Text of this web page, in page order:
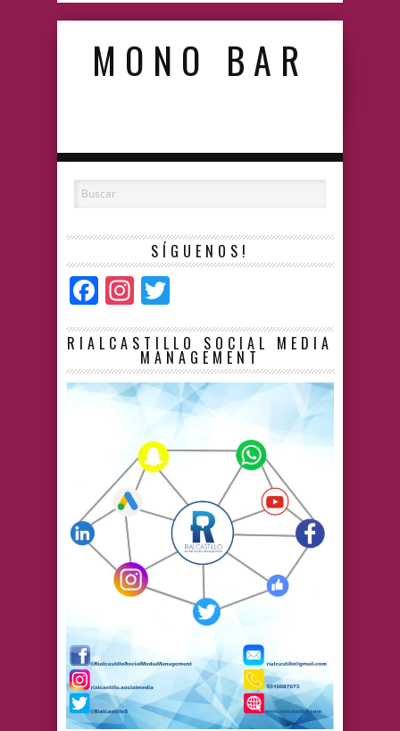
MONO BAR
SÍGUENOS!
Facebook
Instagram
RIALCASTILLO SOCIAL MEDIA
MANAGEMENT